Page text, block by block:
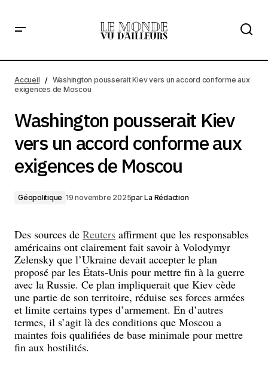
exigences de Moscou
Accueil
Washington pousserait Kiev vers un accord conforme aux
exigences de Moscou
Washington pousserait Kiev
vers un accord conforme aux
exigences de Moscou
Géopolitique 19 novembre 2025parLa Rédaction
Des sources de Reuters affirment que les responsables
américains ont clairement fait savoir à Volodymyr
Zelensky que l’Ukraine devait accepter le plan
proposé par les États-Unis pour mettre fin à la guerre
avec la Russie. Ce plan impliquerait que Kiev cède
une partie de son territoire, réduise ses forces armées
et limite certains types d’armement. En d’autres
termes, il s’agit là des conditions que Moscou a
maintes fois qualifiées de base minimale pour mettre
fin aux hostilités.